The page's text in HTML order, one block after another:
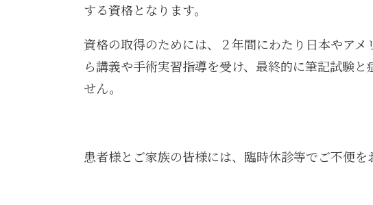
する資格となります。
資格の取得のためには、２年間にわたり日本やア
ら講義や手術実習指導を受け、最終的に筆記試験
せん。
患者様とご家族の皆様には、臨時休診等でご不便を